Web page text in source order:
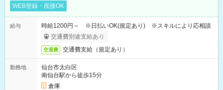
WEB登録・面接OK
給与
時給1200円～ ※日払いOK(規定あり) ※スキルにより応相談
交通費別途支給あり
交通費 交通費支給（規定あり）
勤務地
仙台市太白区
南仙台駅から徒歩15分
倉庫